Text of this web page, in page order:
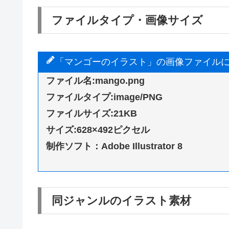
ファイルタイプ・画像サイズ
「マンゴーのイラスト」の画像ファイル
ファイル名:mango.png
ファイルタイプ:image/PNG
ファイルサイズ:21KB
サイズ:628×492ピクセル
制作ソフト：Adobe Illustrator 8
同ジャンルのイラスト素材